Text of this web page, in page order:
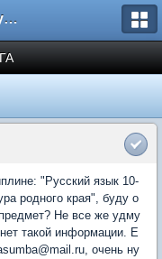
Форум для студента СГА
"Русский язык 10-
родного края", буду о
Не все же удму
такой информации. Е
очень ну